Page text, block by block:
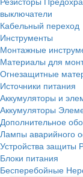
выключатели
Кабельный переход
Инструменты
Монтажные
Материалы для
Огнезащитные
Источники питания
Аккумуляторы и
Аккумуляторы
Дополнительное
Лампы аварийного
Устройства защиты
Блоки питания
Бесперебойные